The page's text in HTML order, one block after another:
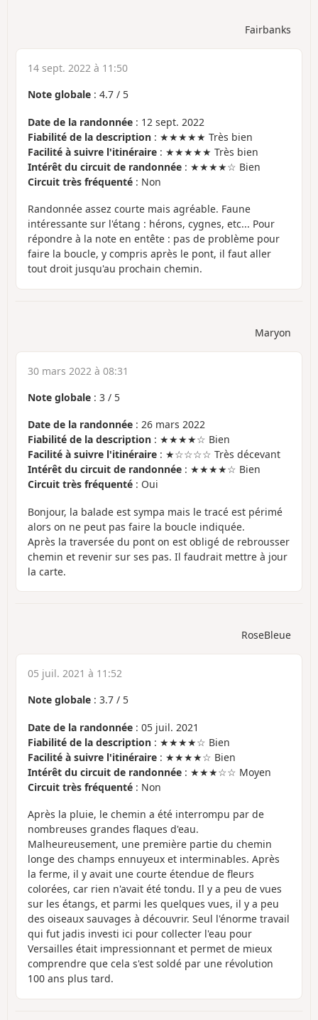
Fairbanks
14 sept. 2022 à 11:50
Note globale : 4.7 / 5
Date de la randonnée : 12 sept. 2022
Fiabilité de la description : ★★★★★ Très bien
Facilité à suivre l'itinéraire : ★★★★★ Très bien
Intérêt du circuit de randonnée : ★★★★☆ Bien
Circuit très fréquenté : Non
Randonnée assez courte mais agréable. Faune
intéressante sur l'étang : hérons, cygnes, etc... Pour
répondre à la note en entête : pas de problème pour
faire la boucle, y compris après le pont, il faut aller
tout droit jusqu'au prochain chemin.
Maryon
30 mars 2022 à 08:31
Note globale : 3 / 5
Date de la randonnée : 26 mars 2022
Fiabilité de la description : ★★★★☆ Bien
Facilité à suivre l'itinéraire : ★☆☆☆☆ Très décevant
Intérêt du circuit de randonnée : ★★★★☆ Bien
Circuit très fréquenté : Oui
Bonjour, la balade est sympa mais le tracé est périmé
alors on ne peut pas faire la boucle indiquée.
Après la traversée du pont on est obligé de rebrousser
chemin et revenir sur ses pas. Il faudrait mettre à jour
la carte.
RoseBleue
05 juil. 2021 à 11:52
Note globale : 3.7 / 5
Date de la randonnée : 05 juil. 2021
Fiabilité de la description : ★★★★☆ Bien
Facilité à suivre l'itinéraire : ★★★★☆ Bien
Intérêt du circuit de randonnée : ★★★☆☆ Moyen
Circuit très fréquenté : Non
Après la pluie, le chemin a été interrompu par de
nombreuses grandes flaques d'eau.
Malheureusement, une première partie du chemin
longe des champs ennuyeux et interminables. Après
la ferme, il y avait une courte étendue de fleurs
colorées, car rien n'avait été tondu. Il y a peu de vues
sur les étangs, et parmi les quelques vues, il y a peu
des oiseaux sauvages à découvrir. Seul l'énorme travail
qui fut jadis investi ici pour collecter l'eau pour
Versailles était impressionnant et permet de mieux
comprendre que cela s'est soldé par une révolution
100 ans plus tard.